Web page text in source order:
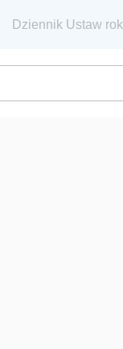
Dziennik Ustaw